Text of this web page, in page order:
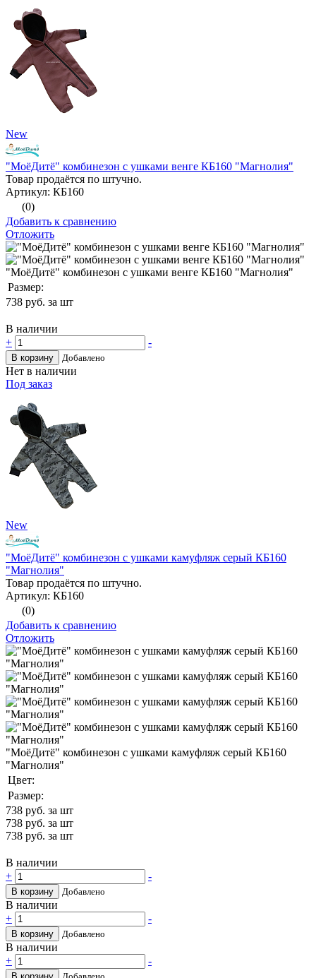
New
"МоёДитё" комбинезон с ушками венге КБ160 "Магнолия"
Товар продаётся по штучно.
Артикул: КБ160
(0)
Добавить к сравнению
Отложить
"МоёДитё" комбинезон с ушками венге КБ160 "Магнолия"
Размер:
738 руб. за шт
В наличии
+
-
В корзину Добавлено
Нет в наличии
Под заказ
New
"МоёДитё" комбинезон с ушками камуфляж серый КБ160
"Магнолия"
Товар продаётся по штучно.
Артикул: КБ160
(0)
Добавить к сравнению
Отложить
"МоёДитё" комбинезон с ушками камуфляж серый КБ160
"Магнолия"
Цвет:
Размер:
738 руб. за шт
738 руб. за шт
738 руб. за шт
В наличии
+
-
В корзину Добавлено
В наличии
+
-
В корзину Добавлено
В наличии
+
-